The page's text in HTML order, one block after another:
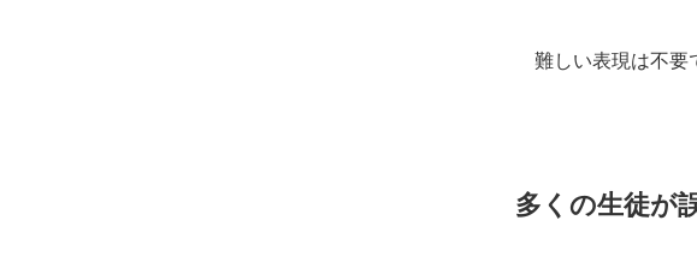
難しい表現は不要
多くの生徒が